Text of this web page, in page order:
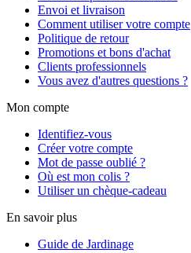
Envoi et livraison
Comment utiliser votre compte
Politique de retour
Promotions et bons d'achat
Clients professionnels
Vous avez d'autres questions ?
Mon compte
Identifiez-vous
Créer votre compte
Mot de passe oublié ?
Où est mon colis ?
Utiliser un chèque-cadeau
En savoir plus
Guide de Jardinage